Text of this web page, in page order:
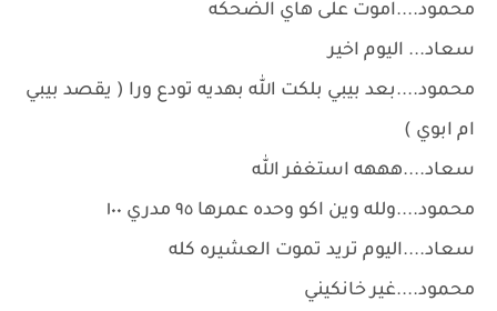
محمود....اموت على هاي الضحكه
سعاد... اليوم اخير
محمود....بعد بيبي بلكت الله بهديه تودع ورا ( يقصد بيبي
ام ابوي )
سعاد....هههه استغفر الله
محمود....ولله وين اكو وحده عمرها ٩٥ مدري ١٠٠
سعاد....اليوم تريد تموت العشيره كله
محمود....غير خانكيني